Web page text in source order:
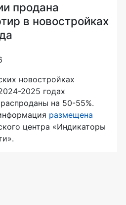
продана
в новостройках
новостройках
2025 годах
на 50-55%.
размещена
центра «Индикаторы